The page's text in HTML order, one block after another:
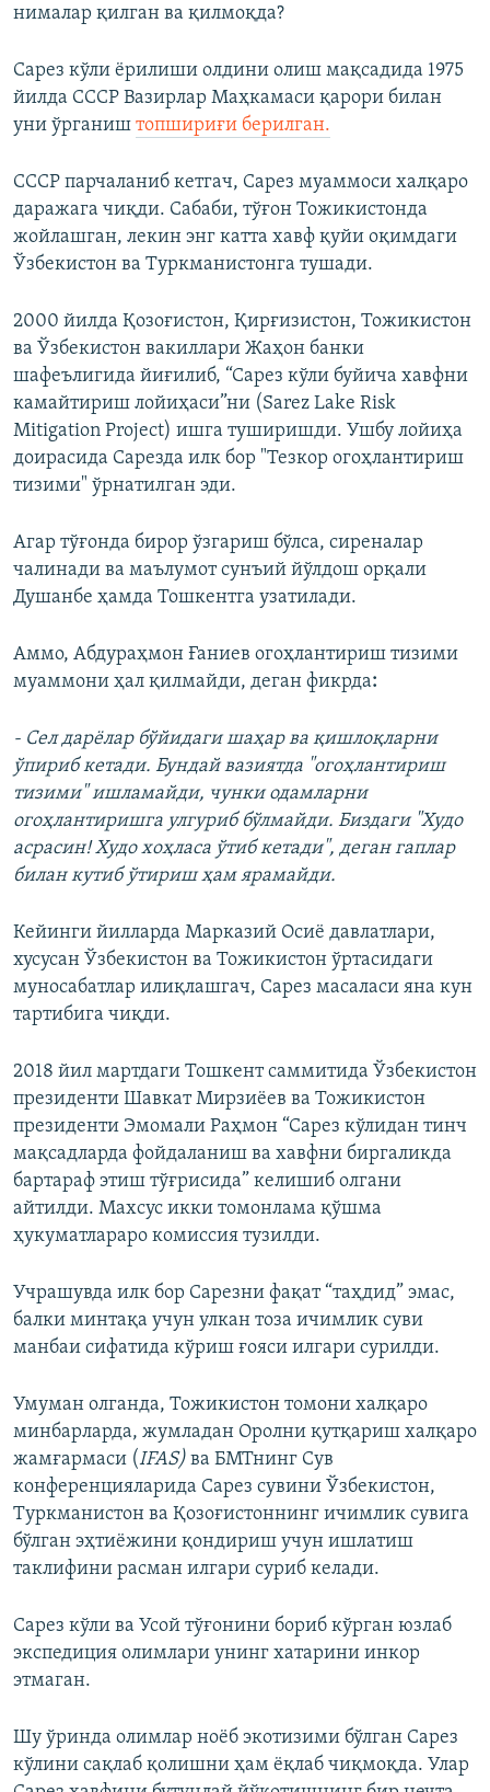
нималар қилган ва қилмоқда?
Сарез кўли ёрилиши олдини олиш мақсадида 1975
йилда СССР Вазирлар Маҳкамаси қарори билан
уни ўрганиш топшириғи берилган.
СССР парчаланиб кетгач, Сарез муаммоси халқаро
даражага чиқди. Сабаби, тўғон Тожикистонда
жойлашган, лекин энг катта хавф қуйи оқимдаги
Ўзбекистон ва Туркманистонга тушади.
2000 йилда Қозоғистон, Қирғизистон, Тожикистон
ва Ўзбекистон вакиллари Жаҳон банки
шафеълигида йиғилиб, “Сарез кўли буйича хавфни
камайтириш лойиҳаси”ни (Sarez Lake Risk
Mitigation Project) ишга туширишди. Ушбу лойиҳа
доирасида Сарезда илк бор "Тезкор огоҳлантириш
тизими" ўрнатилган эди.
Агар тўғонда бирор ўзгариш бўлса, сиреналар
чалинади ва маълумот сунъий йўлдош орқали
Душанбе ҳамда Тошкентга узатилади.
Аммо, Абдураҳмон Ғаниев огоҳлантириш тизими
муаммони ҳал қилмайди, деган фикрда:
- Сел дарёлар бўйидаги шаҳар ва қишлоқларни
ўпириб кетади. Бундай вазиятда "огоҳлантириш
тизими" ишламайди, чунки одамларни
огоҳлантиришга улгуриб бўлмайди. Биздаги "Худо
асрасин! Худо хоҳласа ўтиб кетади", деган гаплар
билан кутиб ўтириш ҳам ярамайди.
Кейинги йилларда Марказий Осиё давлатлари,
хусусан Ўзбекистон ва Тожикистон ўртасидаги
муносабатлар илиқлашгач, Сарез масаласи яна кун
тартибига чиқди.
2018 йил мартдаги Тошкент саммитида Ўзбекистон
президенти Шавкат Мирзиёев ва Тожикистон
президенти Эмомали Раҳмон “Сарез кўлидан тинч
мақсадларда фойдаланиш ва хавфни биргаликда
бартараф этиш тўғрисида” келишиб олгани
айтилди. Махсус икки томонлама қўшма
ҳукуматлараро комиссия тузилди.
Учрашувда илк бор Сарезни фақат “таҳдид” эмас,
балки минтақа учун улкан тоза ичимлик суви
манбаи сифатида кўриш ғояси илгари сурилди.
Умуман олганда, Тожикистон томони халқаро
минбарларда, жумладан Оролни қутқариш халқаро
жамғармаси (IFAS) ва БМТнинг Сув
конференцияларида Сарез сувини Ўзбекистон,
Туркманистон ва Қозоғистоннинг ичимлик сувига
бўлган эҳтиёжини қондириш учун ишлатиш
таклифини расман илгари суриб келади.
Сарез кўли ва Усой тўғонини бориб кўрган юзлаб
экспедиция олимлари унинг хатарини инкор
этмаган.
Шу ўринда олимлар ноёб экотизими бўлган Сарез
кўлини сақлаб қолишни ҳам ёқлаб чиқмоқда. Улар